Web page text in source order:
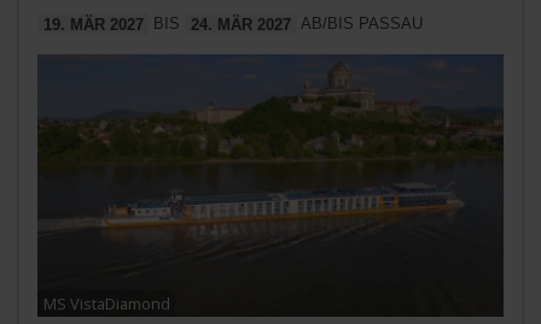
19. MÄR 2027 BIS 24. MÄR 2027 AB/BIS PASSAU
MS VistaDiamond